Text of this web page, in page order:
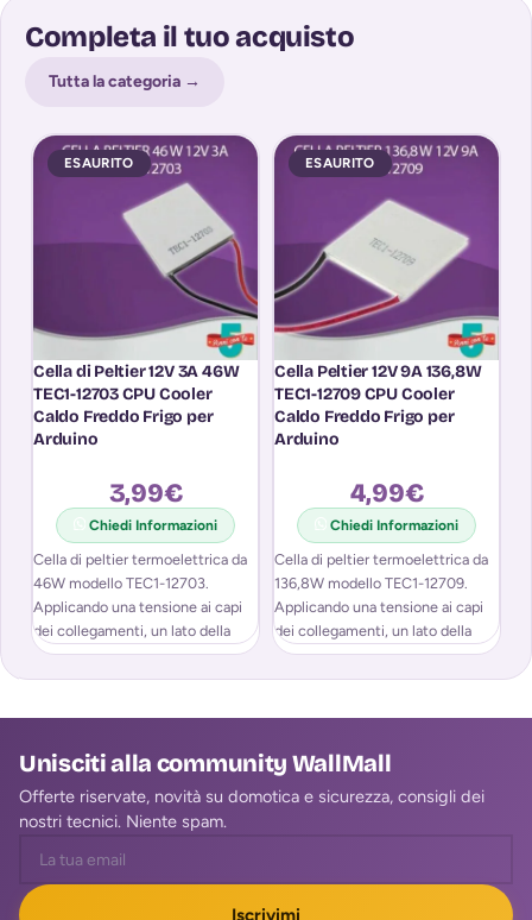
Completa il tuo acquisto
Tutta la categoria →
ESAURITO
Cella di Peltier 12V 3A 46W
TEC1-12703 CPU Cooler
Caldo Freddo Frigo per
Arduino
3,99€
Chiedi Informazioni
Cella di peltier termoelettrica da
46W modello TEC1-12703.
Applicando una tensione ai capi
dei collegamenti, un lato della
cella si
ESAURITO
Cella Peltier 12V 9A 136,8W
TEC1-12709 CPU Cooler
Caldo Freddo Frigo per
Arduino
4,99€
Chiedi Informazioni
Cella di peltier termoelettrica da
136,8W modello TEC1-12709.
Applicando una tensione ai capi
dei collegamenti, un lato della
cella si
Unisciti alla community WallMall
Offerte riservate, novità su domotica e sicurezza, consigli dei
nostri tecnici. Niente spam.
Iscrivimi